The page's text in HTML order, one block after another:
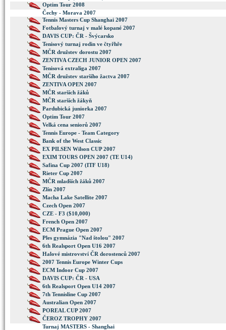
Optim Tour 2008
Čechy - Morava 2007
Tennis Masters Cup Shanghai 2007
Fotbalový turnaj v malé kopané 2007
DAVIS CUP: ČR - Švýcarsko
Tenisový turnaj rodin ve čtyřhře
MČR družstev dorostu 2007
ZENTIVA CZECH JUNIOR OPEN 2007
Tenisová extraliga 2007
MČR družstev staršího žactva 2007
ZENTIVA OPEN 2007
MČR starších žáků
MČR starších žákyň
Pardubická juniorka 2007
Optim Tour 2007
Velká cena seniorů 2007
Tennis Europe - Team Category
Bank of the West Classic
EX PILSEN Wilson CUP 2007
EXIM TOURS OPEN 2007 (TE U14)
Safina Cup 2007 (ITF U18)
Rieter Cup 2007
MČR mladších žáků 2007
Zlín 2007
Macha Lake Satellite 2007
Czech Open 2007
CZE - F3 ($10,000)
French Open 2007
ECM Prague Open 2007
Ples gymnázia "Nad štolou" 2007
6th Realsport Open U16 2007
Halové mistrovství ČR dorostenců 2007
2007 Tennis Europe Winter Cups
ECM Indoor Cup 2007
DAVIS CUP: ČR - USA
6th Realsport Open U14 2007
7th Tennisline Cup 2007
Australian Open 2007
POREAL CUP 2007
ČEROZ TROPHY 2007
Turnaj MASTERS - Shanghai